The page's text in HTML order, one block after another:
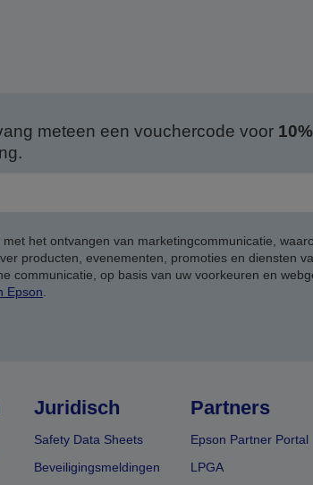
meteen een vouchercode voor 10%
het ontvangen van marketingcommunicatie,
producten, evenementen, promoties en diensten
communicatie, op basis van uw voorkeuren en
Epson
Juridisch
Safety Data Sheets
Beveiligingsmeldingen
Partners
Epson Partner Portal
LPGA